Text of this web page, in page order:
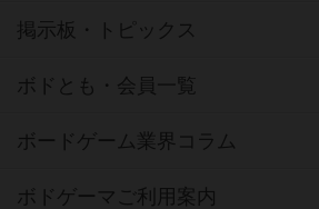
掲示板・トピックス
ボドとも・会員一覧
ボードゲーム業界コラム
ボドゲーマご利用案内